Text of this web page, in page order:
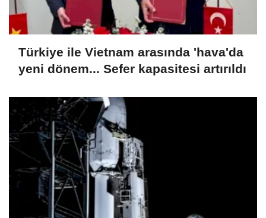
Türkiye ile Vietnam arasında 'hava'da
yeni dönem... Sefer kapasitesi artırıldı